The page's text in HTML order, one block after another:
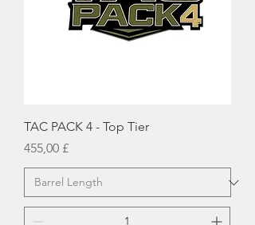
TAC PACK 4 - Top Tier
Preço
455,00 £